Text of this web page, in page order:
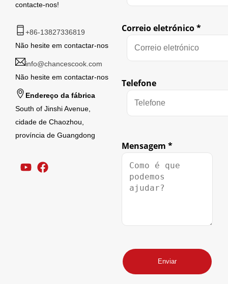
contacte-nos!
+86-13827336819
Não hesite em contactar-nos
info@chancescook.com
Não hesite em contactar-nos
Endereço da fábrica
South of Jinshi Avenue,
cidade de Chaozhou,
província de Guangdong
Correio eletrónico*
Telefone
Mensagem*
Do
telefone
Enviar